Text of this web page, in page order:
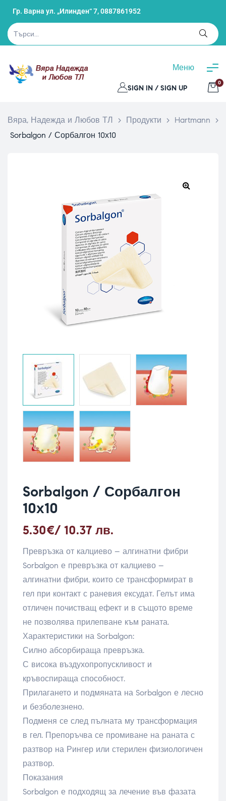
Гр. Варна ул. „Илинден“ 7,0887861952
Меню
SIGN IN / SIGN UP
0
Вяра, Надежда и Любов ТЛ > Продукти > Hartmann
>
Sorbalgon / Сорбалгон 10х10
Sorbalgon / Сорбалгон
10х10
5.30€/ 10.37 лв.
Превръзка от калциево – алгинатни фибри
Sorbalgon е превръзка от калциево –
алгинатни фибри, които се трансформират в
гел при контакт с раневия ексудат. Гелът има
отличен почистващ ефект и в същото време
не позволява прилепване към раната.
Характеристики на Sorbalgon:
Силно абсорбираща превръзка.
С висока въздухопропускливост и
кръвоспираща способност.
Прилагането и подмяната на Sorbalgon е лесно
и безболезнено.
Подменя се след пълната му трансформация
в гел. Препоръчва се промиване на раната с
разтвор на Рингер или стерилен физиологичен
разтвор.
Показания
Sorbalgon е подходящ за лечение във фазата